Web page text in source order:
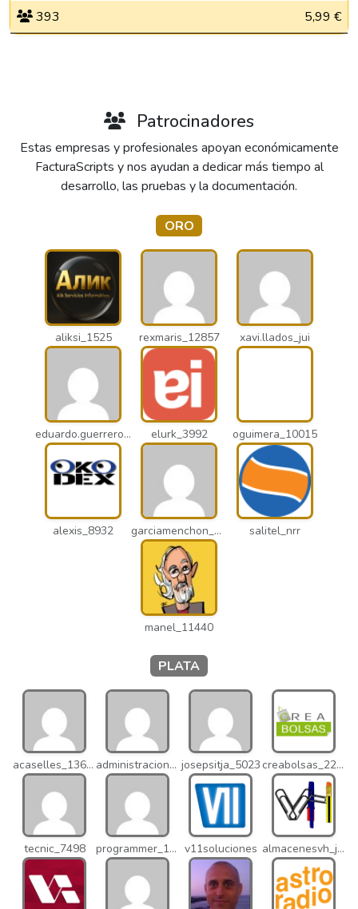
393 5,99 €
Patrocinadores
Estas empresas y profesionales apoyan económicamente
FacturaScripts y nos ayudan a dedicar más tiempo al
desarrollo, las pruebas y la documentación.
ORO
aliksi_1525 rexmaris_12857 xavi.llados_jui
eduardo.guerrero_pto elurk_3992 oguimera_10015
alexis_8932 garciamenchon_puz salitel_nrr
manel_11440
PLATA
acaselles_13670 administracion_nhd josepsitja_5023 creabolsas_22110
tecnic_7498 programmer_12837 v11soluciones almacenesvh_jo2